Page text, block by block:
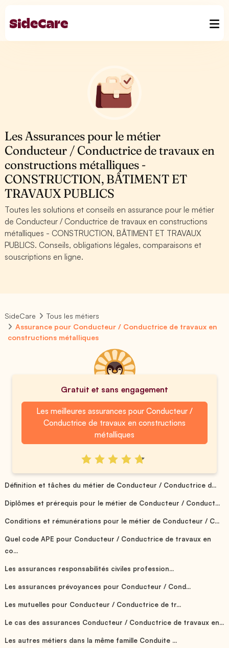
Les Assurances pour le métier
Conducteur / Conductrice de travaux en
constructions métalliques -
CONSTRUCTION, BÂTIMENT ET
TRAVAUX PUBLICS
Toutes les solutions et conseils en assurance pour le métier
de Conducteur / Conductrice de travaux en constructions
métalliques - CONSTRUCTION, BÂTIMENT ET TRAVAUX
PUBLICS. Conseils, obligations légales, comparaisons et
souscriptions en ligne.
SideCare
Tous les métiers
Assurance pour Conducteur / Conductrice de travaux en
constructions métalliques
Gratuit et sans engagement
Les meilleures assurances pour Conducteur /
Conductrice de travaux en constructions
métalliques
Définition et tâches du métier de Conducteur / Conductrice d...
Diplômes et prérequis pour le métier de Conducteur / Conduct...
Conditions et rémunérations pour le métier de Conducteur / C...
Quel code APE pour Conducteur / Conductrice de travaux en
co...
Les assurances responsabilités civiles profession...
Les assurances prévoyances pour Conducteur / Cond...
Les mutuelles pour Conducteur / Conductrice de tr...
Le cas des assurances Conducteur / Conductrice de travaux en...
Les autres métiers dans la même famille Conduite ...